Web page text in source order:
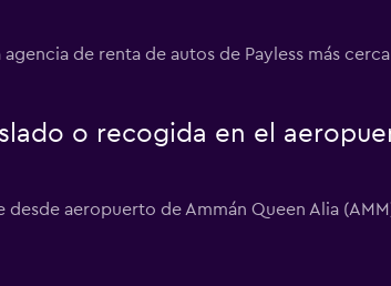
de renta de autos de Payless más
o recogida en el
aeropuerto de Ammán Queen Alia